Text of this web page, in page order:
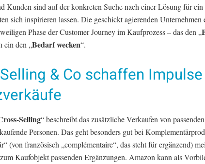
Kunden sind auf der konkreten Suche nach einer Lösung für ein
sich inspirieren lassen. Die geschickt agierenden Unternehmen
Phase der Customer Journey im Kaufprozess – das den „
ein den „Bedarf wecken“.
& Co schaffen
Selling“ beschreibt das zusätzliche Verkaufen von passenden
Personen. Das geht besonders gut bei
(von französisch „complémentaire“, das steht für ergänzend)
Kaufobjekt passenden Ergänzungen. Amazon kann als